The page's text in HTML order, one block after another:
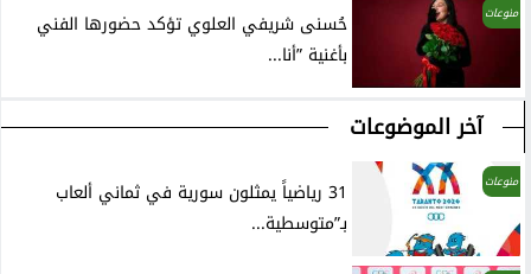
منوعات
حُسنى شريفي العلوي تؤكد حضورها الفني
بأغنية ”أنا...
آخر الموضوعات
منوعات
31 رياضياً يمثلون سورية في ثماني ألعاب
بـ”متوسطية...